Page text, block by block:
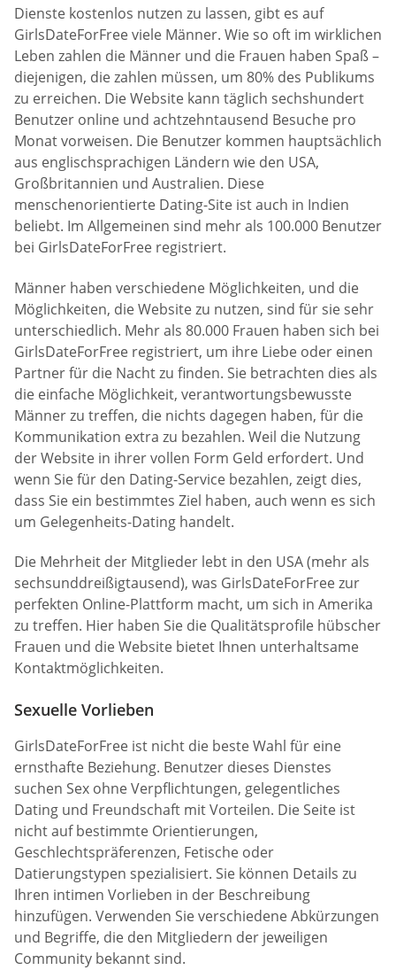
Dienste kostenlos nutzen zu lassen, gibt es auf
GirlsDateForFree viele Männer. Wie so oft im wirklichen
Leben zahlen die Männer und die Frauen haben Spaß –
diejenigen, die zahlen müssen, um 80% des Publikums
zu erreichen. Die Website kann täglich sechshundert
Benutzer online und achtzehntausend Besuche pro
Monat vorweisen. Die Benutzer kommen hauptsächlich
aus englischsprachigen Ländern wie den USA,
Großbritannien und Australien. Diese
menschenorientierte Dating-Site ist auch in Indien
beliebt. Im Allgemeinen sind mehr als 100.000 Benutzer
bei GirlsDateForFree registriert.
Männer haben verschiedene Möglichkeiten, und die
Möglichkeiten, die Website zu nutzen, sind für sie sehr
unterschiedlich. Mehr als 80.000 Frauen haben sich bei
GirlsDateForFree registriert, um ihre Liebe oder einen
Partner für die Nacht zu finden. Sie betrachten dies als
die einfache Möglichkeit, verantwortungsbewusste
Männer zu treffen, die nichts dagegen haben, für die
Kommunikation extra zu bezahlen. Weil die Nutzung
der Website in ihrer vollen Form Geld erfordert. Und
wenn Sie für den Dating-Service bezahlen, zeigt dies,
dass Sie ein bestimmtes Ziel haben, auch wenn es sich
um Gelegenheits-Dating handelt.
Die Mehrheit der Mitglieder lebt in den USA (mehr als
sechsunddreißigtausend), was GirlsDateForFree zur
perfekten Online-Plattform macht, um sich in Amerika
zu treffen. Hier haben Sie die Qualitätsprofile hübscher
Frauen und die Website bietet Ihnen unterhaltsame
Kontaktmöglichkeiten.
Sexuelle Vorlieben
GirlsDateForFree ist nicht die beste Wahl für eine
ernsthafte Beziehung. Benutzer dieses Dienstes
suchen Sex ohne Verpflichtungen, gelegentliches
Dating und Freundschaft mit Vorteilen. Die Seite ist
nicht auf bestimmte Orientierungen,
Geschlechtspräferenzen, Fetische oder
Datierungstypen spezialisiert. Sie können Details zu
Ihren intimen Vorlieben in der Beschreibung
hinzufügen. Verwenden Sie verschiedene Abkürzungen
und Begriffe, die den Mitgliedern der jeweiligen
Community bekannt sind.